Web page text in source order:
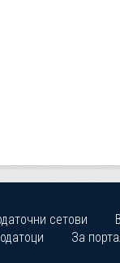
сетови
За